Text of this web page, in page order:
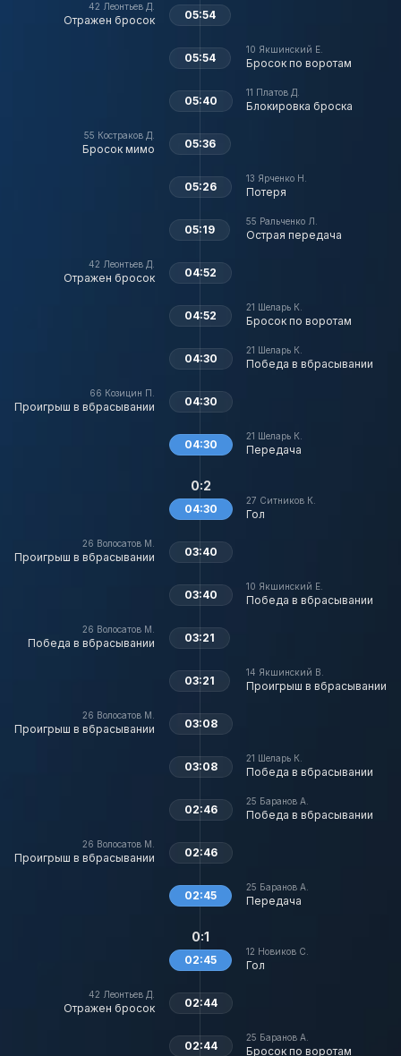
42 Леонтьев Д.
Отражен бросок 05:54
10 Якшинский Е.
Бросок по воротам
05:54
11 Платов Д.
Блокировка броска
05:40
55 Костраков Д.
Бросок мимо 05:36
13 Ярченко Н.
Потеря
05:26
55 Ральченко Л.
Острая передача
05:19
42 Леонтьев Д.
Отражен бросок 04:52
21 Шеларь К.
Бросок по воротам
04:52
21 Шеларь К.
Победа в вбрасывании
04:30
66 Козицин П.
Проигрыш в вбрасывании 04:30
21 Шеларь К.
Передача
04:30
27 Ситников К.
Гол
0:2
04:30
26 Волосатов М.
Проигрыш в вбрасывании 03:40
10 Якшинский Е.
Победа в вбрасывании
03:40
26 Волосатов М.
Победа в вбрасывании 03:21
14 Якшинский В.
Проигрыш в вбрасывании
03:21
26 Волосатов М.
Проигрыш в вбрасывании 03:08
21 Шеларь К.
Победа в вбрасывании
03:08
25 Баранов А.
Победа в вбрасывании
02:46
26 Волосатов М.
Проигрыш в вбрасывании 02:46
25 Баранов А.
Передача
02:45
12 Новиков С.
Гол
0:1
02:45
42 Леонтьев Д.
Отражен бросок 02:44
25 Баранов А.
Бросок по воротам
02:44